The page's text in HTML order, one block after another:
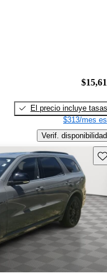
El precio incluye tasas
$313/mes
Verif. disponibilidad